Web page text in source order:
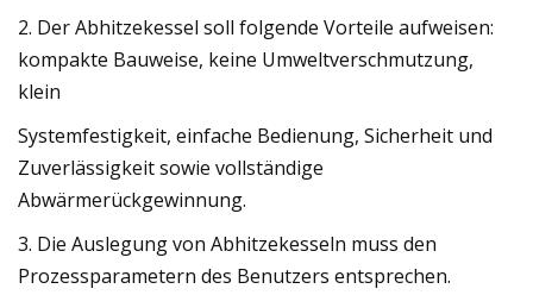
2. Der Abhitzekessel soll folgende Vorteile aufweisen:
kompakte Bauweise, keine Umweltverschmutzung,
klein
Systemfestigkeit, einfache Bedienung, Sicherheit und
Zuverlässigkeit sowie vollständige
Abwärmerückgewinnung.
3. Die Auslegung von Abhitzekesseln muss den
Prozessparametern des Benutzers entsprechen.